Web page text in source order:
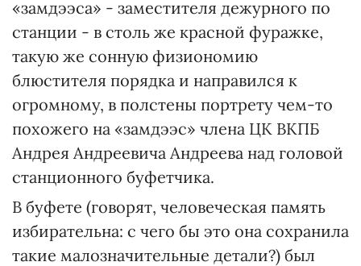
«замдээса» - заместителя дежурного по
станции - в столь же красной фуражке,
такую же сонную физиономию
блюстителя порядка и направился к
огромному, в полстены портрету чем-то
похожего на «замдээс» члена ЦК ВКПБ
Андрея Андреевича Андреева над головой
станционного буфетчика.
В буфете (говорят, человеческая память
избирательна: с чего бы это она сохранила
такие малозначительные детали?) был